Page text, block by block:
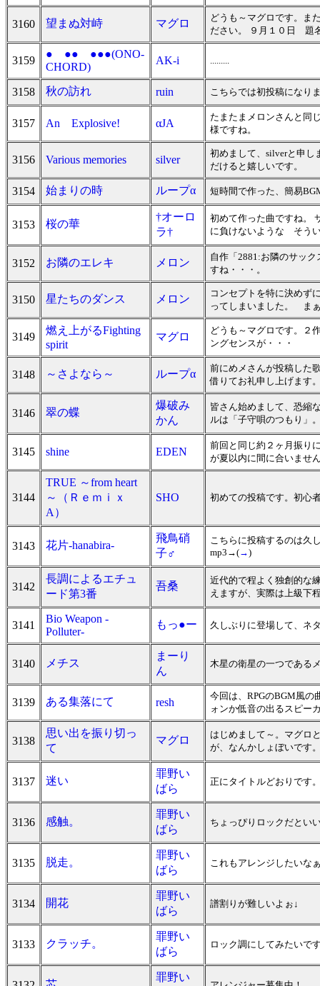
3160 望まぬ対峙 マグロ
どうも～マグロです。ま
ださい。 ９月１０日 題
3159
● ●● ●●●(ONO-
CHORD)
AK-i .........
3158 秋の訪れ ruin こちらでは初投稿になり
3157 An Explosive! αJA
たまたまメロンさんと同
様ですね。
3156 Various memories silver
初めまして、silverと申し
だけると嬉しいです。
3154 始まりの時 ループα 短時間で作った、簡易
3153 桜の華
†オーロ
ラ†
初めて作った曲ですね。
に負けないような そう
3152 お隣のエレキ メロン
自作「2881:お隣のサッ
すね・・・。
3150 星たちのダンス メロン
コンセプトを特に決めず
ってしまいました。 ま
3149
燃え上がるFighting
spirit
マグロ
どうも～マグロです。２
ングセンスが・・・
3148 ～さよなら～ ループα
前にめメさんが投稿した
借りてお礼申し上げます
3146 翠の蝶
爆破み
かん
皆さん始めまして、恐縮
ルは「子守唄のつもり」
3145 shine EDEN
前回と同じ約２ヶ月振り
が夏以内に間に合いませ
3144
TRUE ～from heart
～（Ｒｅｍｉｘ
A）
SHO 初めての投稿です。初心
3143 花片-hanabira-
飛鳥硝
子♂
こちらに投稿するのは久
mp3→(→)
3142
長調によるエチュ
ード第3番
吾桑
近代的で程よく独創的な
えますが、実際は上級下
3141
Bio Weapon -
Polluter-
もっ●ー 久しぶりに登場して、ネ
3140 メチス
まーり
ん
木星の衛星の一つである
3139 ある集落にて resh
今回は、RPGのBGM風の
ォンか低音の出るスピー
3138
思い出を振り切っ
て
マグロ
はじめまして～。マグロ
が、なんかしょぼいです
3137 迷い
罪野い
ばら
正にタイトルどおりです
3136 感触。
罪野い
ばら
ちょっぴりロックだとい
3135 脱走。
罪野い
ばら
これもアレンジしたいな
3134 開花
罪野い
ばら
譜割りが難しいよぉ↓
3133 クラッチ。
罪野い
ばら
ロック調にしてみたいで
罪野い